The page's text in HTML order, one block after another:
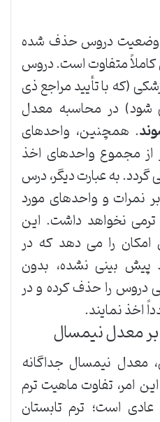
وضعیت دروس حذف شده
متفاوت است. دروس
(که با تأیید مراجع ذی
شود) در محاسبه معدل
. همچنین، واحدهای
مجموع واحدهای اخذ
به عبارت دیگر، درس
و واحدهای مورد
نخواهد داشت. این
امکان را می دهد که در
پیش بینی نشده، بدون
دروس را حذف کرده و در
اخذ نمایند.
بر معدل نیمسال
معدل نیمسال جداگانه
امر، تفاوت ماهیت ترم
است؛ ترم تابستان